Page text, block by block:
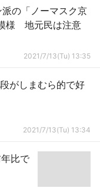
の「ノーマスク京
様 地元民は注意
2021/7/13(Tu) 13:35
がしまむら的で好
2021/7/13(Tu) 13:34
比で